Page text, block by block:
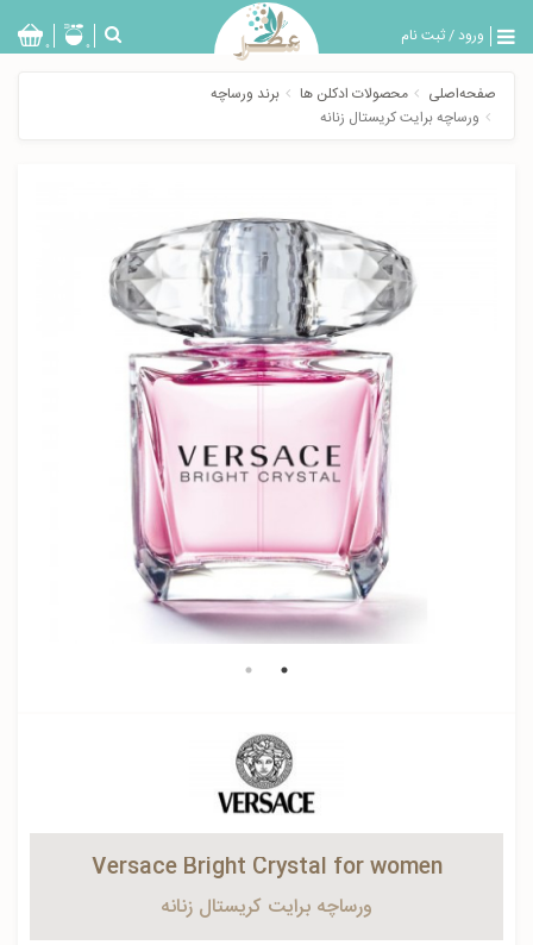
ورود/ثبت نام
بازگشت
0 0
صفحه‌اصلی محصولات ادکلن ها
برند ورساچه
ورساچه برایت کریستال زنانه
Versace Bright Crystal for women
ورساچه برایت کریستال زنانه